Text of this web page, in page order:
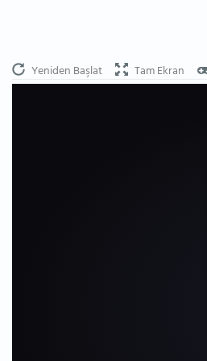
Yeniden Başlat Tam Ekran